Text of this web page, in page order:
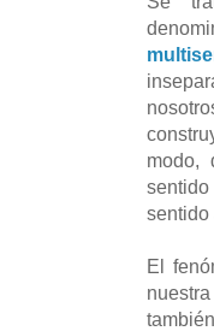
modo,
sentido
El